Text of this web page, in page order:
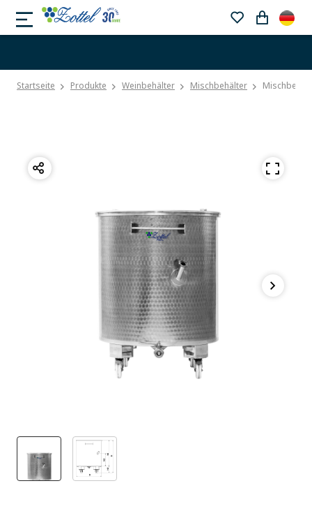
Startseite Produkte Weinbehälter Mischbehälter